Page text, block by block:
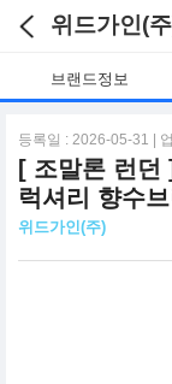
위드가인(
브랜드정보
등록일 : 2026-05-31 |
[ 조말론 런던
럭셔리 향수
위드가인(주)